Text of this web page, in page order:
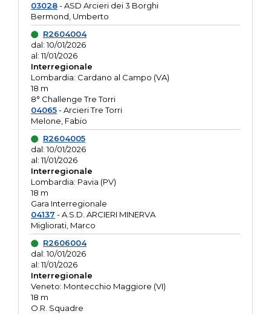
03028- ASD Arcieri dei 3 Borghi
Bermond, Umberto
R2604004
dal: 10/01/2026
al: 11/01/2026
Interregionale
Lombardia: Cardano al Campo (VA)
18 m
8° Challenge Tre Torri
04065- Arcieri Tre Torri
Melone, Fabio
R2604005
dal: 10/01/2026
al: 11/01/2026
Interregionale
Lombardia: Pavia (PV)
18 m
Gara Interregionale
04137 - A.S.D. ARCIERI MINERVA
Migliorati, Marco
R2606004
dal: 10/01/2026
al: 11/01/2026
Interregionale
Veneto: Montecchio Maggiore (VI)
18 m
O.R. Squadre